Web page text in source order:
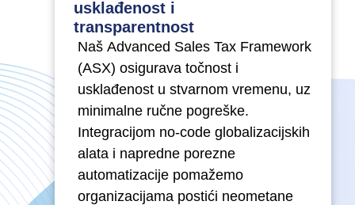
usklađenost i
transparentnost
Naš Advanced Sales Tax Framework
(ASX) osigurava točnost i
usklađenost u stvarnom vremenu, uz
minimalne ručne pogreške.
Integracijom no-code globalizacijskih
alata i napredne porezne
automatizacije pomažemo
organizacijama postići neometane